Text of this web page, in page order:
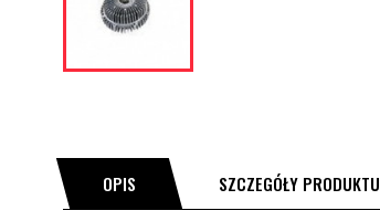
OPIS SZCZEGÓŁY PRODUKTU